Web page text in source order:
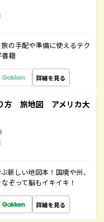
の手配や準備に使えるテク
書籍
詳細を見る
方 旅地図 アメリカ大
新しい地図本！国境や州、
ぞって脳もイキイキ！
詳細を見る